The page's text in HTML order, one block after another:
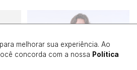
melhorar sua experiência. Ao
concorda com a nossa Política